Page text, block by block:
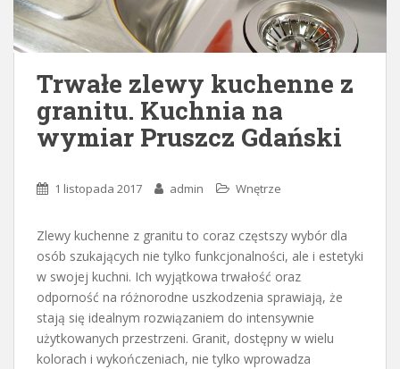
Trwałe zlewy kuchenne z
granitu. Kuchnia na
wymiar Pruszcz Gdański
1 listopada 2017 admin Wnętrze
Zlewy kuchenne z granitu to coraz częstszy wybór dla
osób szukających nie tylko funkcjonalności, ale i estetyki
w swojej kuchni. Ich wyjątkowa trwałość oraz
odporność na różnorodne uszkodzenia sprawiają, że
stają się idealnym rozwiązaniem do intensywnie
użytkowanych przestrzeni. Granit, dostępny w wielu
kolorach i wykończeniach, nie tylko wprowadza